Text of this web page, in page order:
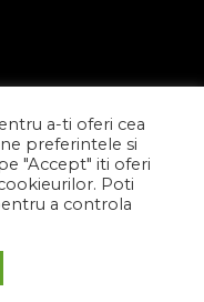
a-ti oferi cea
preferintele si
"Accept" iti oferi
Poti
a controla